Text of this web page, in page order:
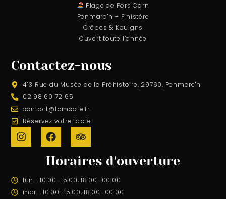
Plage de Pors Carn
Penmarc’h – Finistère
Crêpes & Kouigns
Ouvert toute l’année
Contactez-nous
413 Rue du Musée de la Préhistoire, 29760, Penmarc'h
02 98 60 72 65
contact@tomcafe.fr
Réservez votre table
Horaires d'ouverture
lun. : 10:00–15:00, 18:00–00:00
mar. : 10:00–15:00, 18:00–00:00